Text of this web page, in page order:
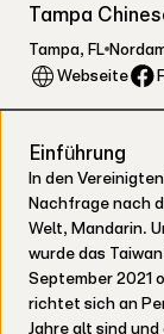
Tampa
Tampa, FL
Webseite
Einführung
In den
Nachfrage nach
Welt, Mandarin.
wurde das
September 2021
richtet sich an
Jahre alt sind